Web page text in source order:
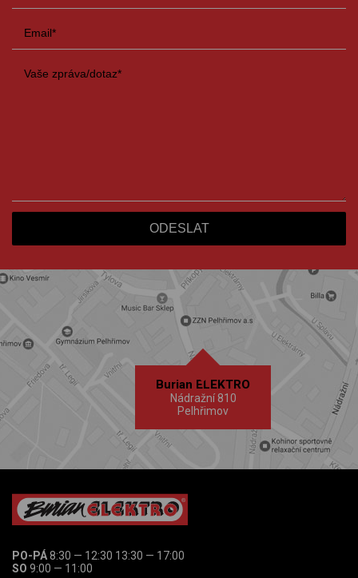
Burian ELEKTRO
Nádražní 810
Pelhřimov
PO-PÁ8:30 — 12:30 13:30 — 17:00
SO 9:00 — 11:00